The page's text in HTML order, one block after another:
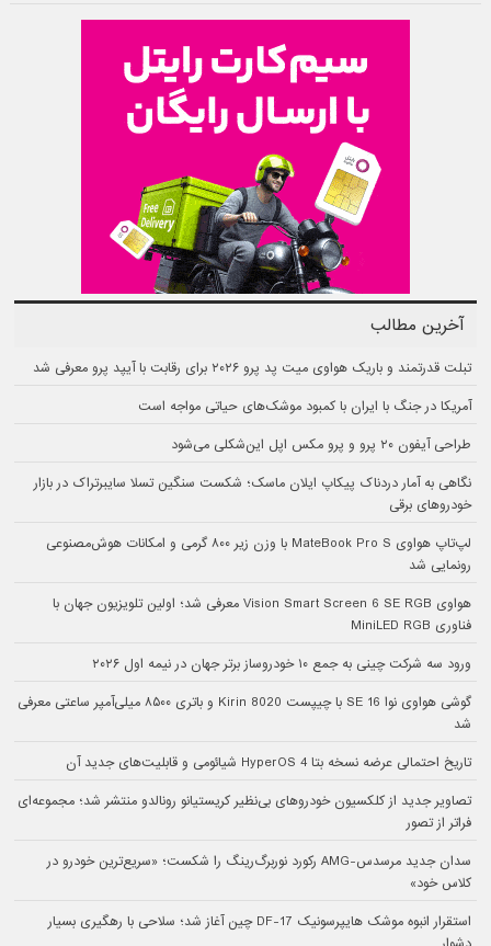
آخرین مطالب
تبلت قدرتمند و باریک هواوی میت پد پرو ۲۰۲۶ برای رقابت با آیپد پرو معرفی شد
آمریکا در جنگ با ایران با کمبود موشک‌های حیاتی مواجه است
طراحی آیفون ۲۰ پرو و پرو مکس اپل این‌شکلی می‌شود
نگاهی به آمار دردناک پیکاپ ایلان ماسک؛ شکست سنگین تسلا سایبرتراک در بازار
خودروهای برقی
لپ‌تاپ هواوی MateBook Pro S با وزن زیر ۸۰۰ گرمی و امکانات هوش‌مصنوعی
رونمایی شد
هواوی Vision Smart Screen 6 SE RGB معرفی شد؛ اولین تلویزیون جهان با
فناوری MiniLED RGB
ورود سه شرکت چینی به جمع ۱۰ خودروساز برتر جهان در نیمه اول ۲۰۲۶
گوشی هواوی نوا 16 SE با چیپست Kirin 8020 و باتری ۸۵۰۰ میلی‌آمپر ساعتی معرفی
شد
تاریخ احتمالی عرضه نسخه بتا HyperOS 4 شیائومی و قابلیت‌های جدید آن
تصاویر جدید از کلکسیون خودروهای بی‌نظیر کریستیانو رونالدو منتشر شد؛ مجموعه‌ای
فراتر از تصور
سدان جدید مرسدس-AMG رکورد نوربرگ‌رینگ را شکست؛ «سریع‌ترین خودرو در
کلاس خود»
استقرار انبوه موشک هایپرسونیک DF-17 چین آغاز شد؛ سلاحی با رهگیری بسیار